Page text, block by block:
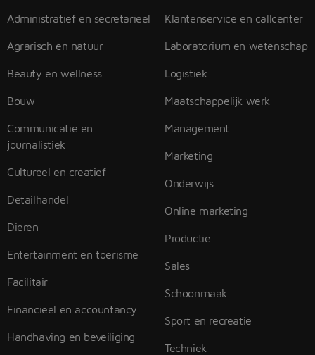
Administratief en secretarieel
Agrarisch en natuur
Beauty en wellness
Bouw
Communicatie en
journalistiek
Cultureel en creatief
Detailhandel
Dieren
Entertainment en toerisme
Facilitair
Financieel en accountancy
Handhaving en beveiliging
Klantenservice en callcenter
Laboratorium en wetenschap
Logistiek
Maatschappelijk werk
Management
Marketing
Onderwijs
Online marketing
Productie
Sales
Schoonmaak
Sport en recreatie
Techniek